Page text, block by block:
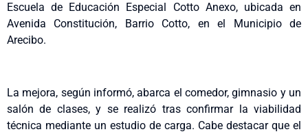
Escuela de Educación Especial Cotto Anexo, ubicada en
Avenida Constitución, Barrio Cotto, en el Municipio de
Arecibo.
La mejora, según informó, abarca el comedor, gimnasio y un
salón de clases, y se realizó tras confirmar la viabilidad
técnica mediante un estudio de carga. Cabe destacar que el